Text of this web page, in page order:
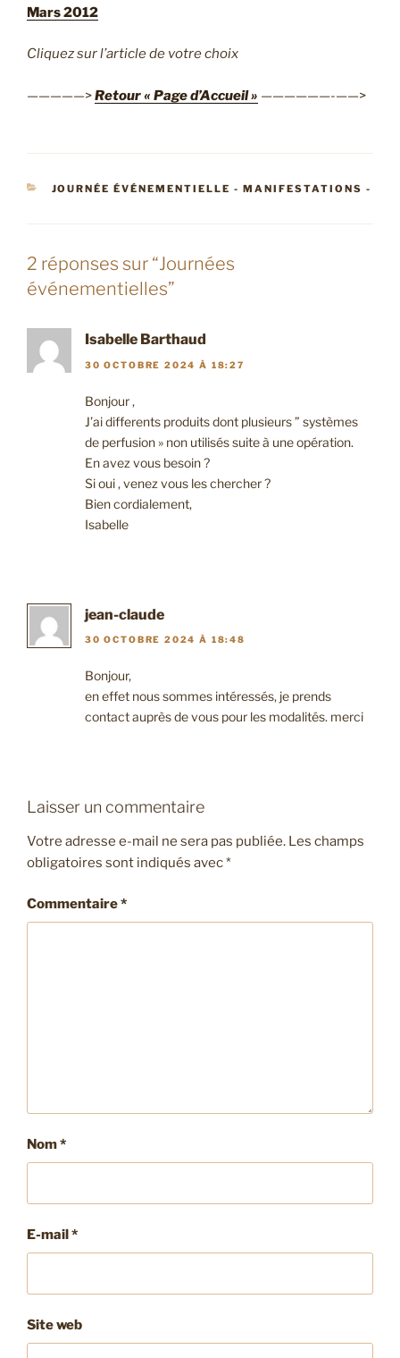
Mars 2012
Cliquez sur l’article de votre choix
—————>Retour « Page d’Accueil » ——————-——>
CATÉGORIES
JOURNÉE ÉVÉNEMENTIELLE - MANIFESTATIONS -
2 réponses sur “Journées
événementielles”
Isabelle Barthaud
30 OCTOBRE 2024 À 18:27
Bonjour ,
J’ai differents produits dont plusieurs ” systèmes
de perfusion » non utilisés suite à une opération.
En avez vous besoin ?
Si oui , venez vous les chercher ?
Bien cordialement,
Isabelle
jean-claude
30 OCTOBRE 2024 À 18:48
Bonjour,
en effet nous sommes intéressés, je prends
contact auprès de vous pour les modalités. merci
Laisser un commentaire
Votre adresse e-mail ne sera pas publiée. Les champs
obligatoires sont indiqués avec*
Commentaire*
Nom*
E-mail*
Site web